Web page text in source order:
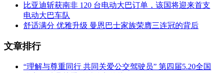
比亚迪斩获南非 120 台电动大巴订单，该国将迎来首支
电动大巴车队
舒适满分 优雅升级 曼恩巴士家族荣膺三连冠的背后
文章排行
“理解与尊重同行 共同关爱公交驾驶员” 第四届5.20全国